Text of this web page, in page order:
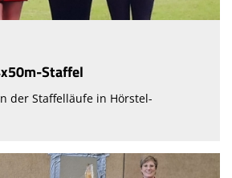
Staffel
der Staffelläufe in Hörstel-